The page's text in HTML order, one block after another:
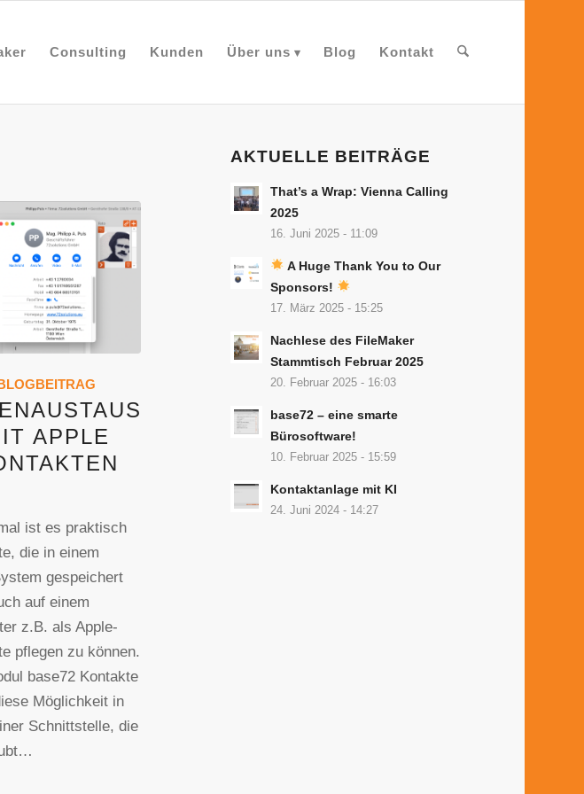
Consulting Kunden Über uns Blog Kontakt
APPLE
ist es praktisch
die in einem
gespeichert
auf einem
z.B. als Apple-
pflegen zu können.
base72 Kontakte
Möglichkeit in
Schnittstelle, die
AKTUELLE BEITRÄGE
That’s a Wrap: Vienna Calling
2025
16. Juni 2025 - 11:09
A Huge Thank You to Our
Sponsors!
17. März 2025 - 15:25
Nachlese des FileMaker
Stammtisch Februar 2025
20. Februar 2025 - 16:03
base72 – eine smarte
Bürosoftware!
10. Februar 2025 - 15:59
Kontaktanlage mit KI
24. Juni 2024 - 14:27